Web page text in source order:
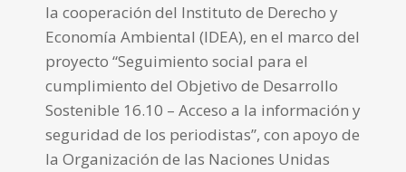
la cooperación del Instituto de Derecho y
Economía Ambiental (IDEA), en el marco del
proyecto “Seguimiento social para el
cumplimiento del Objetivo de Desarrollo
Sostenible 16.10 – Acceso a la información y
seguridad de los periodistas”, con apoyo de
la Organización de las Naciones Unidas